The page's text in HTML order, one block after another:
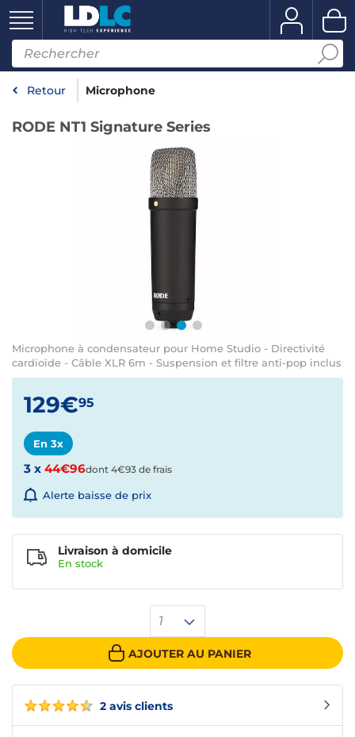
Retour Microphone
RODE NT1 Signature Series
Microphone à condensateur pour Home Studio - Directivité
cardioïde - Câble XLR 6m - Suspension et filtre anti-pop inclus
2 avis clients
129€95
En 3x
3 x 44€96dont 4€93 de frais
Alerte baisse de prix
1
AJOUTER AU PANIER
Livraison à domicile
En stock